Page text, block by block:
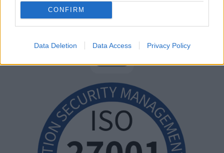
CONFIRM
Data Deletion Data Access Privacy Policy